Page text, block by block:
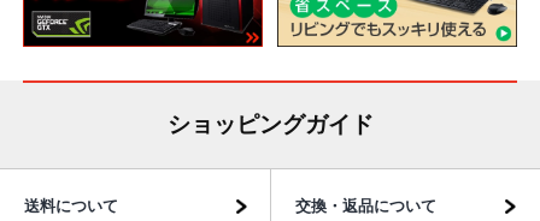
ショッピングガイド
送料について 交換・返品について